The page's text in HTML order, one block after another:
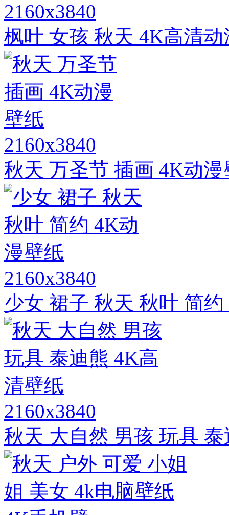
2160x3840
枫叶 女孩 秋天 4K高清动
2160x3840
秋天 万圣节 插画 4K动漫
2160x3840
少女 裙子 秋天 秋叶 简
2160x3840
秋天 大自然 男孩 玩具